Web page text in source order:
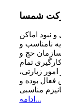
شمسا
نبود اماكن
نامناسب و
حج و
تمام
زیارتی،
فعال بوده و
ادامه...